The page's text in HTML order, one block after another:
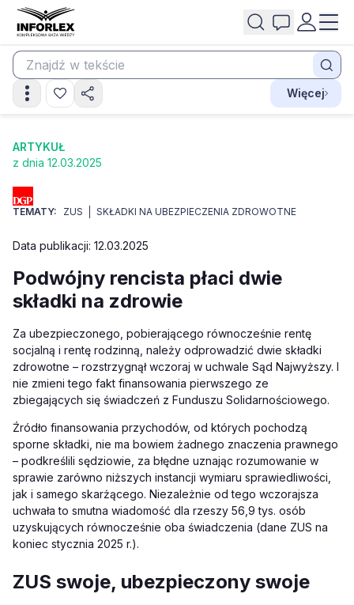
Więcej
ARTYKUŁ
z dnia 12.03.2025
TEMATY: ZUS SKŁADKI NA UBEZPIECZENIA ZDROWOTNE
Data publikacji: 12.03.2025
Podwójny rencista płaci dwie
składki na zdrowie
Za ubezpieczonego, pobierającego równocześnie rentę
socjalną i rentę rodzinną, należy odprowadzić dwie składki
zdrowotne – rozstrzygnął wczoraj w uchwale Sąd Najwyższy. I
nie zmieni tego fakt finansowania pierwszego ze
zbiegających się świadczeń z Funduszu Solidarnościowego.
Źródło finansowania przychodów, od których pochodzą
sporne składki, nie ma bowiem żadnego znaczenia prawnego
– podkreślili sędziowie, za błędne uznając rozumowanie w
sprawie zarówno niższych instancji wymiaru sprawiedliwości,
jak i samego skarżącego. Niezależnie od tego wczorajsza
uchwała to smutna wiadomość dla rzeszy 56,9 tys. osób
uzyskujących równocześnie oba świadczenia (dane ZUS na
koniec stycznia 2025 r.).
ZUS swoje, ubezpieczony swoje